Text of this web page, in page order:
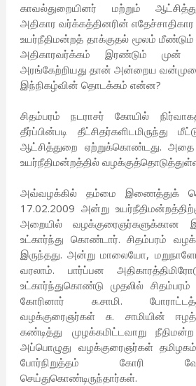
காவல்துறையினர் மற்றும்
அதிகார வர்க்கத்தினரின்
உயர்நீதிமன்றத் தாக்குதல் மூலம்
அதிகாரவர்க்கம் இரண்டும் முன்
அரங்கேற்றியது தான் அன்றைய
இந்நிகழ்வின் தொடக்கம் என்ன?
சிதம்பரம் நடராசர் கோயில்
தீர்ப்பின்படி தீட்சிதர்களிடமிருந்து
ஆட்சித்துறை ஏற்றுக்கொண்டது. அதை
உயர்நீதிமன்றத்தில்
அவ்வழக்கில் தம்மை இணைத்துக்
17.02.2009 அன்று
அறையில் வழக்குரைஞர்களுக்கான
உட்கார்ந்து கொண்டார். சிதம்பரம்
இருந்தது. அன்று மாலையோ,
வரலாம். பார்ப்பன
உட்கார்ந்துகொண்டு முதலில்
கோரினார் சு.சாமி.
வழக்குரைஞர்கள் சு. சாமியின்
கண்டித்து முழக்கமிட்டவாறு
அப்பொழுது வழக்குரைஞர்கள்
போர்நிறுத்தம் கோரி
செய்துகொண்டிருந்தார்கள்.